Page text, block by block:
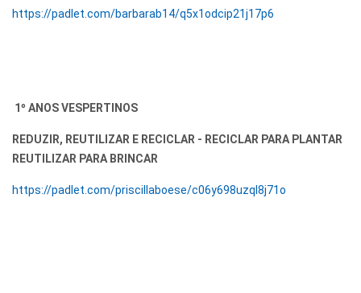
https://padlet.com/barbarab14/q5x1odcip21j17p6
1º ANOS VESPERTINOS
REDUZIR, REUTILIZAR E RECICLAR - RECICLAR PARA PLANTAR
REUTILIZAR PARA BRINCAR
https://padlet.com/priscillaboese/c06y698uzql8j71o